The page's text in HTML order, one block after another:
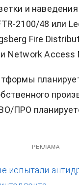
и
2100/48 или
Fire
Network Access
ПРО
РЕКЛАМА
испытали